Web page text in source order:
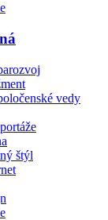
vedy
štýl